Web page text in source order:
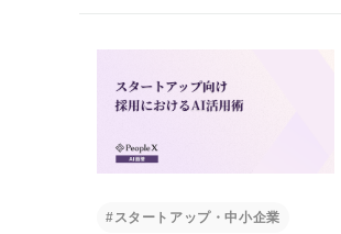
#スタートアップ・中小企業